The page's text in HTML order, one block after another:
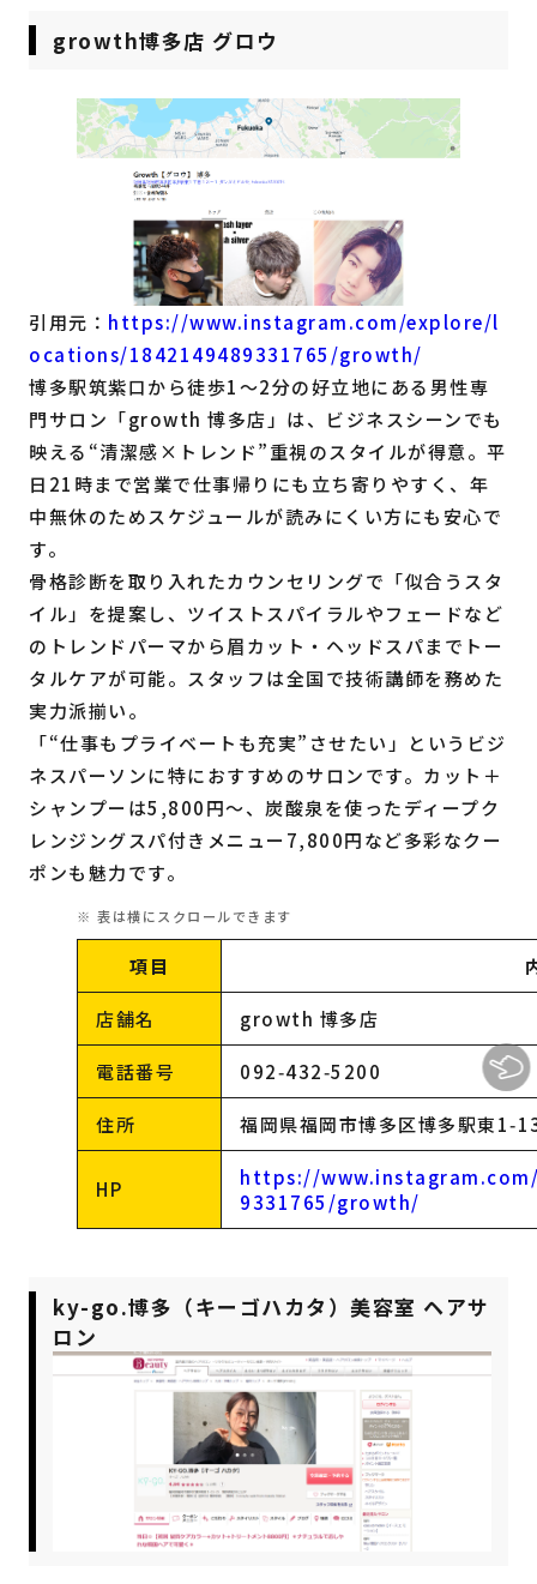
growth博多店 グロウ
引用元： https://www.instagram.com/explore/l
ocations/1842149489331765/growth/
博多駅筑紫口から徒歩1〜2分の好立地にある男性専
門サロン「growth 博多店」は、ビジネスシーンでも
映える“清潔感×トレンド”重視のスタイルが得意。平
日21時まで営業で仕事帰りにも立ち寄りやすく、年
中無休のためスケジュールが読みにくい方にも安心で
す。
骨格診断を取り入れたカウンセリングで「似合うスタ
イル」を提案し、ツイストスパイラルやフェードなど
のトレンドパーマから眉カット・ヘッドスパまでトー
タルケアが可能。スタッフは全国で技術講師を務めた
実力派揃い。
「“仕事もプライベートも充実”させたい」というビジ
ネスパーソンに特におすすめのサロンです。カット＋
シャンプーは5,800円～、炭酸泉を使ったディープク
レンジングスパ付きメニュー7,800円など多彩なクー
ポンも魅力です。
項目
店舗名 growth 博多店
電話番号 092‑432‑5200
住所 福岡県福岡市博多区博多駅東
HP
https://
9331765/growth/
ky-go.博多（キーゴハカタ）美容室 ヘアサ
ロン